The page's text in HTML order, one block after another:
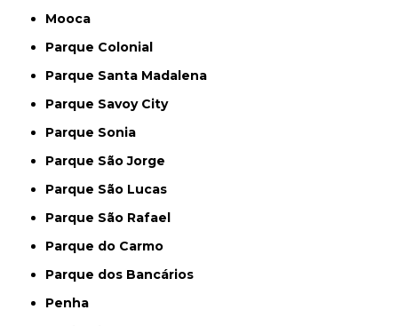
Mooca
Parque Colonial
Parque Santa Madalena
Parque Savoy City
Parque Sonia
Parque São Jorge
Parque São Lucas
Parque São Rafael
Parque do Carmo
Parque dos Bancários
Penha